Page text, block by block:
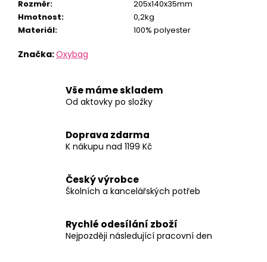
Rozměr:
205x140x35mm
Hmotnost:
0,2kg
Materiál: 100% polyester
Značka:Oxybag
Vše máme skladem
Od aktovky po složky
Doprava zdarma
K nákupu nad 1199 Kč
Český výrobce
Školních a kancelářských potřeb
Rychlé odesílání zboží
Nejpozději následující pracovní den